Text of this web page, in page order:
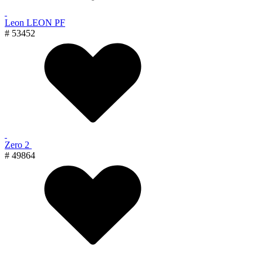
Leon LEON PF
# 53452
Zero 2
# 49864